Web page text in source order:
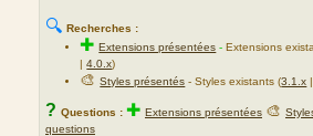
🔍 Recherches :
✚Extensions présentées -Extensions
|4.0.x)
🎨Styles présentés - Styles existants (3.1.x
? Questions : ✚ Extensions présentées 🎨
questions